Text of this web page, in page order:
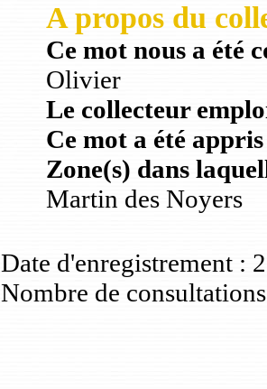
A propos du
Ce mot nous a été
Olivier
Le collecteur
Ce mot a été
Zone(s) dans
Martin des Noyers
Date d'enregistrement :
Nombre de